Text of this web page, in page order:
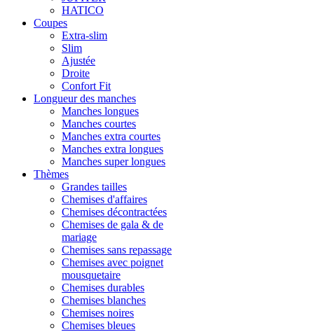
HATICO
Coupes
Extra-slim
Slim
Ajustée
Droite
Confort Fit
Longueur des manches
Manches longues
Manches courtes
Manches extra courtes
Manches extra longues
Manches super longues
Thèmes
Grandes tailles
Chemises d'affaires
Chemises décontractées
Chemises de gala & de
mariage
Chemises sans repassage
Chemises avec poignet
mousquetaire
Chemises durables
Chemises blanches
Chemises noires
Chemises bleues